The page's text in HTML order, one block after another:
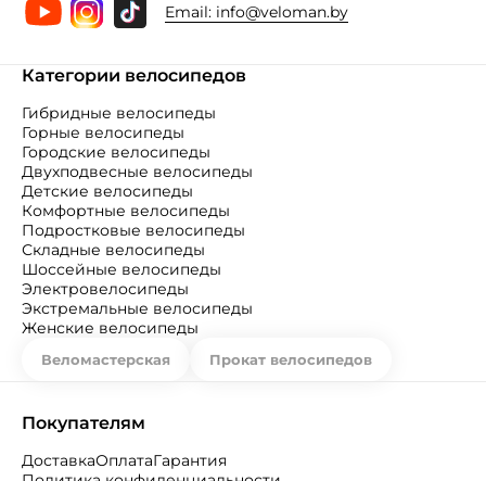
Email: info@veloman.by
Категории велосипедов
Гибридные велосипеды
Горные велосипеды
Городские велосипеды
Двухподвесные велосипеды
Детские велосипеды
Комфортные велосипеды
Подростковые велосипеды
Складные велосипеды
Шоссейные велосипеды
Электровелосипеды
Экстремальные велосипеды
Женские велосипеды
Веломастерская Прокат велосипедов
Покупателям
ДоставкаОплатаГарантия